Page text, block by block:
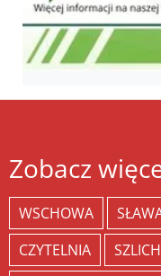
Zobacz
WSCHOWA
CZYTELNIA